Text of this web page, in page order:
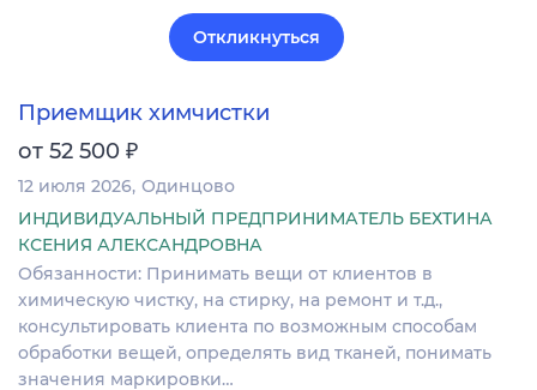
Откликнуться
Приемщик химчистки
от 52 500 ₽
12 июля 2026 Одинцово
ИНДИВИДУАЛЬНЫЙ ПРЕДПРИНИМАТЕЛЬ БЕХТИНА
КСЕНИЯ АЛЕКСАНДРОВНА
Обязанности: Принимать вещи от клиентов в
химическую чистку, на стирку, на ремонт и т.д.,
консультировать клиента по возможным способам
обработки вещей, определять вид тканей, понимать
значения маркировки…